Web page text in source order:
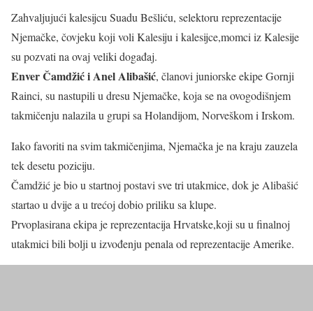
Zahvaljujući kalesijcu Suadu Bešliću, selektoru reprezentacije
Njemačke, čovjeku koji voli Kalesiju i kalesijce,momci iz Kalesije
su pozvati na ovaj veliki događaj.
Enver Čamdžić i Anel Alibašić, članovi juniorske ekipe Gornji
Rainci, su nastupili u dresu Njemačke, koja se na ovogodišnjem
takmičenju nalazila u grupi sa Holandijom, Norveškom i Irskom.
Iako favoriti na svim takmičenjima, Njemačka je na kraju zauzela
tek desetu poziciju.
Čamdžić je bio u startnoj postavi sve tri utakmice, dok je Alibašić
startao u dvije a u trećoj dobio priliku sa klupe.
Prvoplasirana ekipa je reprezentacija Hrvatske,koji su u finalnoj
utakmici bili bolji u izvođenju penala od reprezentacije Amerike.